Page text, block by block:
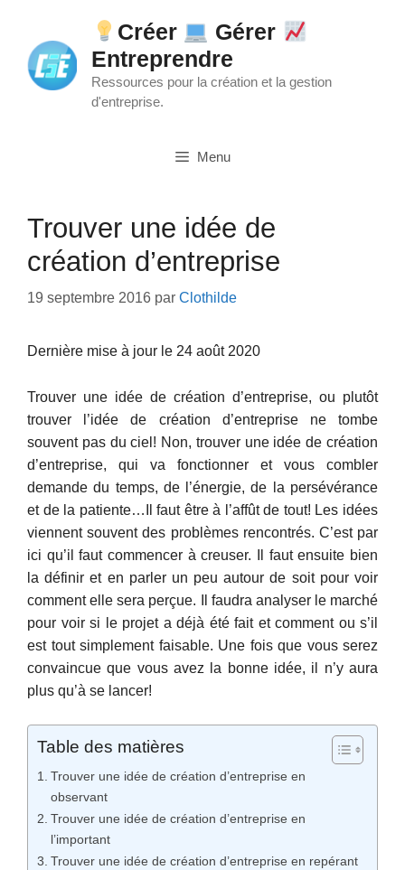
contenu
Créer
Gérer
Entreprendre
Ressources pour la création et la gestion
d'entreprise.
Menu
Trouver une idée de
création d’entreprise
19 septembre 2016 par Clothilde
Dernière mise à jour le 24 août 2020
Trouver une idée de création d’entreprise, ou plutôt
trouver l’idée de création d’entreprise ne tombe
souvent pas du ciel! Non, trouver une idée de création
d’entreprise, qui va fonctionner et vous combler
demande du temps, de l’énergie, de la persévérance
et de la patiente…Il faut être à l’affût de tout! Les idées
viennent souvent des problèmes rencontrés. C’est par
ici qu’il faut commencer à creuser. Il faut ensuite bien
la définir et en parler un peu autour de soit pour voir
comment elle sera perçue. Il faudra analyser le marché
pour voir si le projet a déjà été fait et comment ou s’il
est tout simplement faisable. Une fois que vous serez
convaincue que vous avez la bonne idée, il n’y aura
plus qu’à se lancer!
Table des matières
Trouver une idée de création d’entreprise en
observant
Trouver une idée de création d’entreprise en
l’important
Trouver une idée de création d’entreprise en repérant